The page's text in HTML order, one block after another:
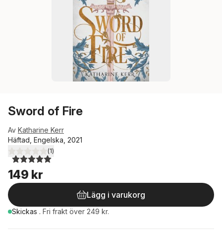
Sword of Fire
Av Katharine Kerr
Häftad, Engelska, 2021
5,0utav 5 stjärnor. Totalt antal röster:
(1)
149 kr
Lägg i varukorg
Skickas . Fri frakt över 249 kr.